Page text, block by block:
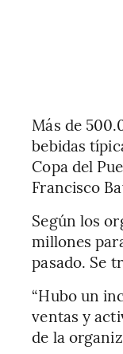
Más de
bebidas
Copa del
Francisco
Según los
millones
pasado. Se
“Hubo un
ventas y
de la